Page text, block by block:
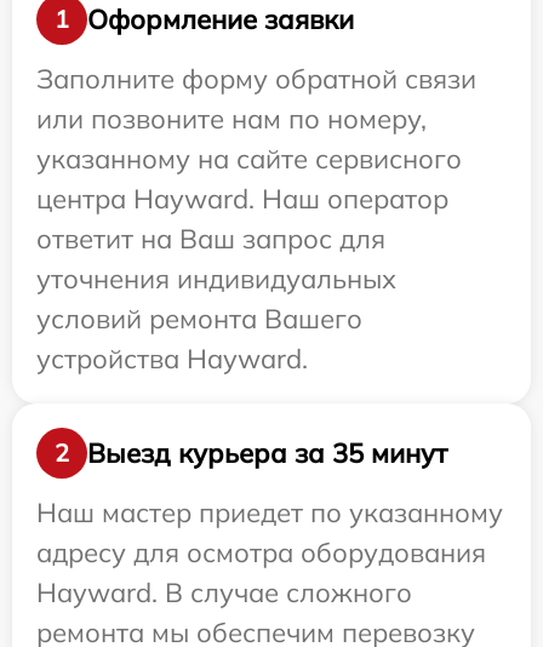
1
Оформление заявки
Заполните форму обратной связи
или позвоните нам по номеру,
указанному на сайте сервисного
центра Hayward. Наш оператор
ответит на Ваш запрос для
уточнения индивидуальных
условий ремонта Вашего
устройства Hayward.
2
Выезд курьера за 35 минут
Наш мастер приедет по указанному
адресу для осмотра оборудования
Hayward. В случае сложного
ремонта мы обеспечим перевозку